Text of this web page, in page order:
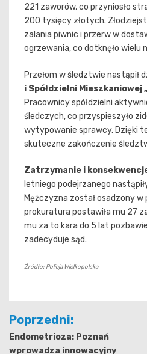
221 zaworów, co przyniosło
200 tysięcy złotych.
zalania piwnic i przerw w
ogrzewania, co dotknęło wielu
Przełom w śledztwie nastąpił
i Spółdzielni Mieszkaniowej
Pracownicy spółdzielni
śledczych, co przyspieszyło
wytypowanie sprawcy. Dzięki
skuteczne zakończenie
Zatrzymanie i
letniego podejrzanego
Mężczyzna został osadzony
prokuratura postawiła mu 27
mu za to kara do 5 lat
zadecyduje sąd.
Źródło: Policja Wielkopolska
Nawigacja
wpisu
Poprzedni:
Endometrioza: Poznań
wprowadza innowacyjny